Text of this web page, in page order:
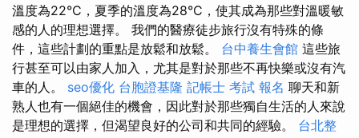
溫度為22°C，夏季的溫度為28°C，使其成為那些對溫暖敏
感的人的理想選擇。 我們的醫療徒步旅行沒有特殊的條
件，這些計劃的重點是放鬆和放鬆。 台中養生會館 這些旅
行甚至可以由家人加入，尤其是對於那些不再快樂或沒有汽
車的人。 seo優化 台胞證基隆 記帳士 考試 報名 聊天和新
熟人也有一個絕佳的機會，因此對於那些獨自生活的人來說
是理想的選擇，但渴望良好的公司和共同的經驗。 台北整